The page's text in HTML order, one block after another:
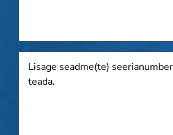
seadme(te)
seerianumber,